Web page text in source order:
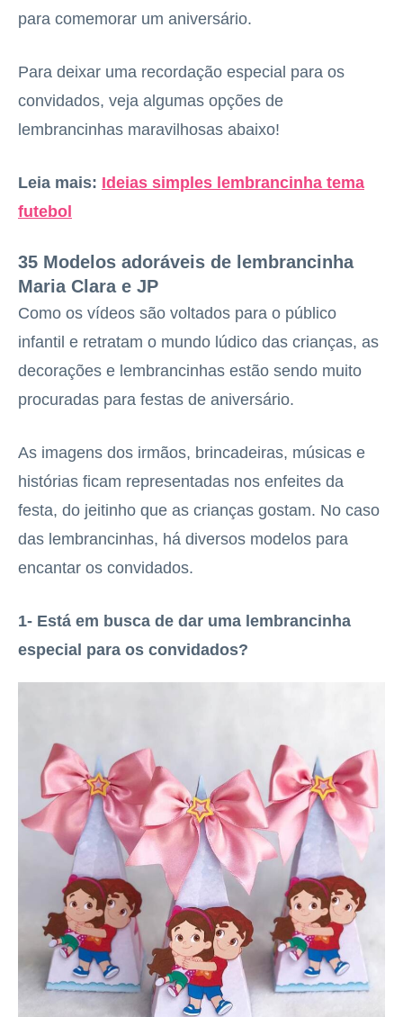
para comemorar um aniversário.
Para deixar uma recordação especial para os
convidados, veja algumas opções de
lembrancinhas maravilhosas abaixo!
Leia mais: Ideias simples lembrancinha tema
futebol
35 Modelos adoráveis de lembrancinha
Maria Clara e JP
Como os vídeos são voltados para o público
infantil e retratam o mundo lúdico das crianças, as
decorações e lembrancinhas estão sendo muito
procuradas para festas de aniversário.
As imagens dos irmãos, brincadeiras, músicas e
histórias ficam representadas nos enfeites da
festa, do jeitinho que as crianças gostam. No caso
das lembrancinhas, há diversos modelos para
encantar os convidados.
1- Está em busca de dar uma lembrancinha
especial para os convidados?